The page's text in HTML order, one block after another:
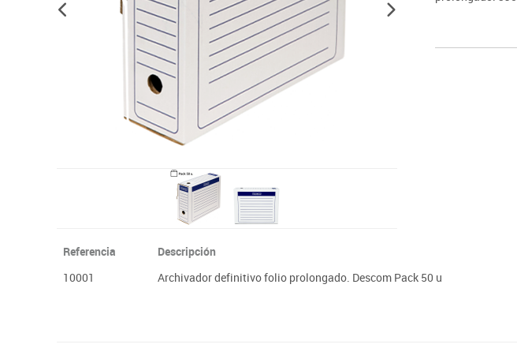
Papel y manipulados
Referencia Descripción
10001
Archivador definitivo folio prolongado. Descom Pack 50 u